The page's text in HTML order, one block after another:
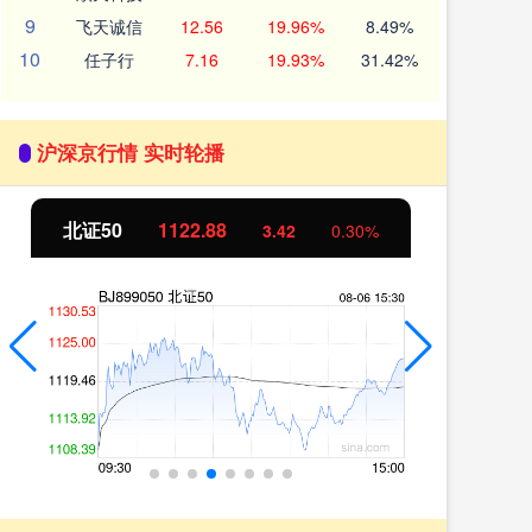
9 飞天诚信 12.56 19.96% 8.49%
10 任子行 7.16 19.93% 31.42%
沪深京行情 实时轮播
北证50 1122.88 3.42 0.30%